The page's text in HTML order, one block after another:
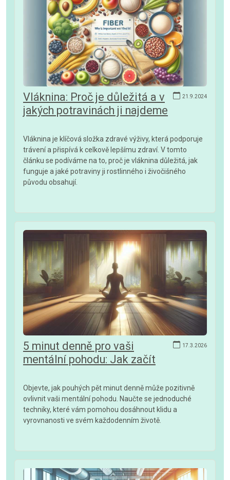
21.9.2024
Vláknina: Proč je důležitá a v
jakých potravinách ji najdeme
Vláknina je klíčová složka zdravé výživy, která podporuje
trávení a přispívá k celkově lepšímu zdraví. V tomto
článku se podíváme na to, proč je vláknina důležitá, jak
funguje a jaké potraviny ji rostlinného i živočišného
původu obsahují.
17.3.2026
5 minut denně pro vaši
mentální pohodu: Jak začít
Objevte, jak pouhých pět minut denně může pozitivně
ovlivnit vaši mentální pohodu. Naučte se jednoduché
techniky, které vám pomohou dosáhnout klidu a
vyrovnanosti ve svém každodenním životě.